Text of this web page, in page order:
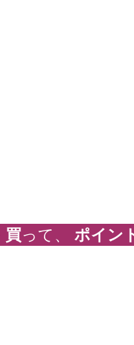
買って、ポイン